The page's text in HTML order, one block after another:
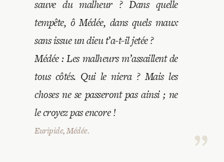
Colloque
Mon panier
Mon compte
sauve du malheur ? Dans quelle
tempête, ô Médée, dans quels maux
sans issue un dieu t’a-t-il jetée ?
Médée : Les malheurs m’assaillent de
tous côtés. Qui le niera ? Mais les
choses ne se passeront pas ainsi ; ne
le croyez pas encore !
Euripide, Médée.